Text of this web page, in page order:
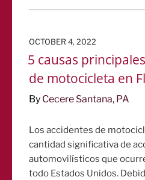
POSTED
OCTOBER 4, 2022
5 causas
de motocicleta en
By Cecere Santana, PA
Los accidentes de
cantidad significativa de
automovilísticos que
todo Estados Unidos.